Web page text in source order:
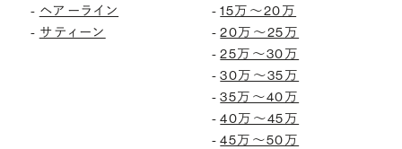
- ヘアーライン
- サティーン
-15万〜20万
-20万〜25万
-25万〜30万
-30万〜35万
-35万〜40万
-40万〜45万
-45万〜50万